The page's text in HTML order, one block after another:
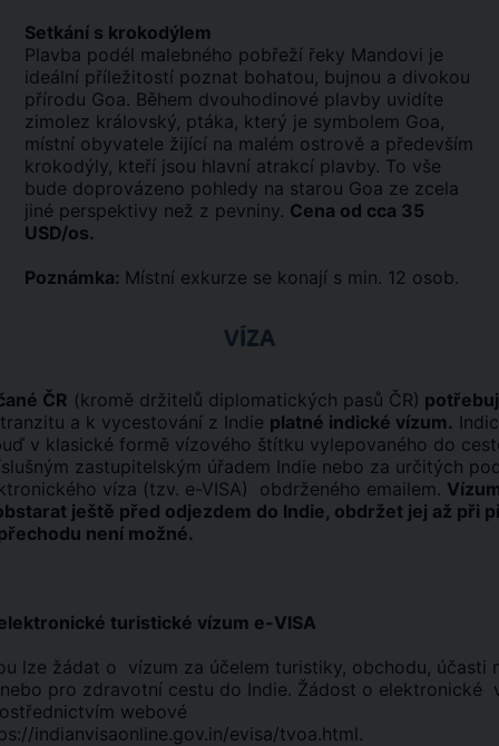
Setkání s krokodýlem
Plavba podél malebného pobřeží řeky Mandovi je
ideální příležitostí poznat bohatou, bujnou a divokou
přírodu Goa. Během dvouhodinové plavby uvidíte
zimolez královský, ptáka, který je symbolem Goa,
místní obyvatele žijící na malém ostrově a především
krokodýly, kteří jsou hlavní atrakcí plavby. To vše
bude doprovázeno pohledy na starou Goa ze zcela
jiné perspektivy než z pevniny. Cena od cca 35
USD/os.
Poznámka: Místní exkurze se konají s min. 12 osob.
VÍZA
ČR (kromě držitelů diplomatických pasů ČR)
a k vycestování z Indie platné indické vízum.
v klasické formě vízového štítku vylepovaného do
zastupitelským úřadem Indie nebo za určitých
víza (tzv. e-VISA) obdrženého emailem.
ještě před odjezdem do Indie, obdržet jej až při
není možné.
turistické vízum e-VISA
lze žádat o vízum za účelem turistiky, obchodu, účasti
pro zdravotní cestu do Indie. Žádost o elektronické
webové
indianvisaonline.gov.in/evisa/tvoa.html.